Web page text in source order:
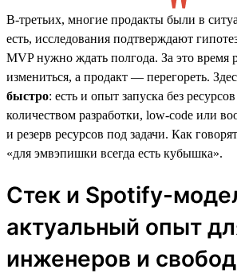
В-третьих, многие продакты были в
есть, исследования подтверждают
MVP нужно ждать полгода. За это время
измениться, а продакт — перегореть.
быстро: есть и опыт запуска без
количеством разработки, low-code или
и резерв ресурсов под задачи. Как
«для эмвэпишки всегда есть кубышка».
Стек и Spotify-
актуальный опыт
инженеров и